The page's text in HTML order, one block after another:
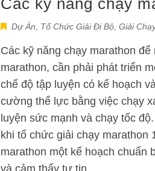
Các kỹ năng chạy
Dự Án Tổ Chức Giải Đi Bộ, Giải
Các kỹ năng chạy marathon
marathon, cần phải phát triển
chế độ tập luyện có kế hoạch
cường thể lực bằng việc chạy
luyện sức mạnh và chạy tốc
khi tổ chức giải chạy marathon
marathon một kế hoạch
và cảm thấy tự tin…